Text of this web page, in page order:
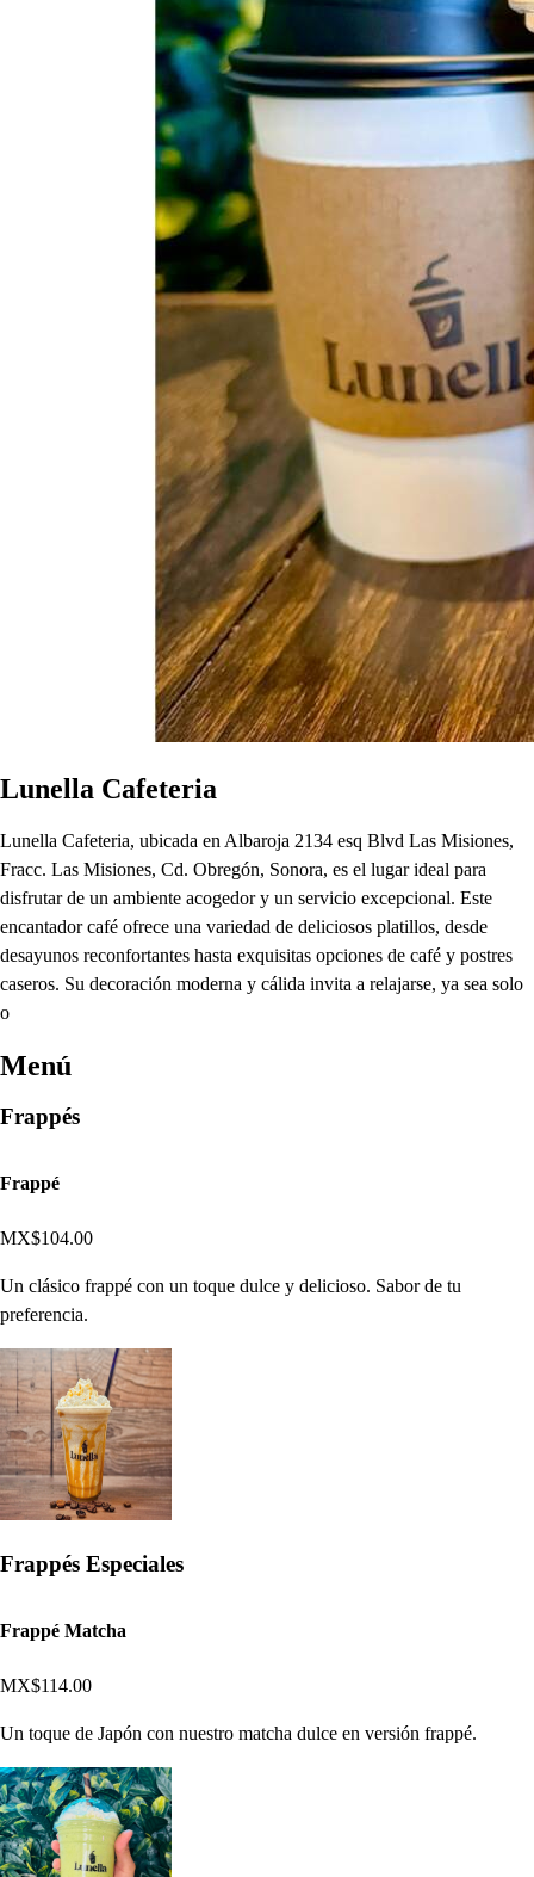
Lunella Cafeteria
Lunella Cafeteria, ubicada en Albaroja 2134 esq Blvd Las Misiones,
Fracc. Las Misiones, Cd. Obregón, Sonora, es el lugar ideal para
disfrutar de un ambiente acogedor y un servicio excepcional. Este
encantador café ofrece una variedad de deliciosos platillos, desde
desayunos reconfortantes hasta exquisitas opciones de café y postres
caseros. Su decoración moderna y cálida invita a relajarse, ya sea solo
o
Menú
Frappés
Frappé
MX$104.00
Un clásico frappé con un toque dulce y delicioso. Sabor de tu
preferencia.
Frappés Especiales
Frappé Matcha
MX$114.00
Un toque de Japón con nuestro matcha dulce en versión frappé.